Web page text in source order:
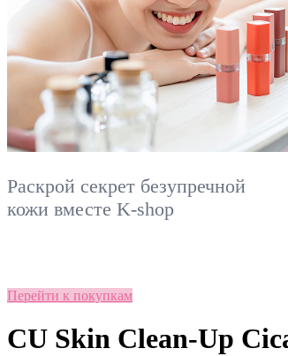
Раскрой секрет безупречной
кожи вместе K-shop
Перейти к покупкам
CU Skin Clean-Up